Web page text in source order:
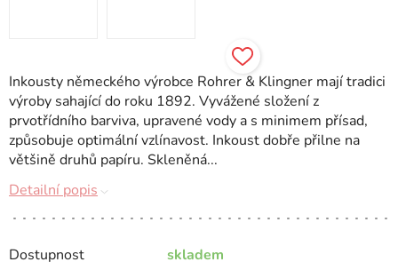
Dostupnost
skladem
Inkousty německého výrobce Rohrer & Klingner mají tradici
výroby sahající do roku 1892. Vyvážené složení z
prvotřídního barviva, upravené vody a s minimem přísad,
způsobuje optimální vzlínavost. Inkoust dobře přilne na
většině druhů papíru. Skleněná...
Detailní popis